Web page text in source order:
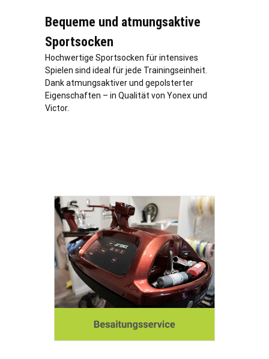
Bequeme und atmungsaktive
Sportsocken
Hochwertige Sportsocken für intensives
Spielen sind ideal für jede Trainingseinheit.
Dank atmungsaktiver und gepolsterter
Eigenschaften – in Qualität von Yonex und
Victor.